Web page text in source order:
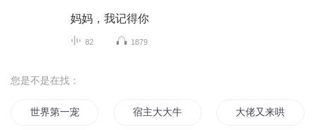
妈妈，我记得你
82 1879
您是不是在找：
世界第一宠财迷萌宝超难哄宿主大大牛逼哄哄 大佬又来哄我学